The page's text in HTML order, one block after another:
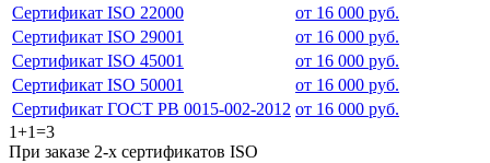
Сертификат ISO 22000
от 16 000 руб.
Сертификат ISO 29001
от 16 000 руб.
Сертификат ISO 45001
от 16 000 руб.
Сертификат ISO 50001
от 16 000 руб.
Сертификат ГОСТ РВ 0015-002-2012 от 16 000 руб.
1+1=3
При заказе 2-х сертификатов ISO